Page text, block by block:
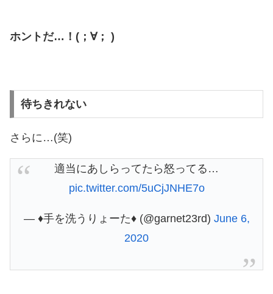
ホントだ…！(；∀； )
待ちきれない
さらに…(笑)
適当にあしらってたら怒ってる…
pic.twitter.com/5uCjJNHE7o
— ♦️手を洗うりょーた♦️ (@garnet23rd) June 6,
2020